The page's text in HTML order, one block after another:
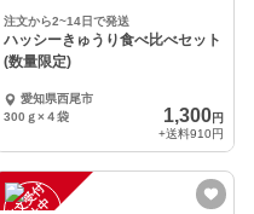
注文から2~14日で発送
ハッシーきゅうり食べ比べセット
(数量限定)
愛知県西尾市
300ｇ×４袋
1,300円
+送料910円
注
文
受
付
停
止